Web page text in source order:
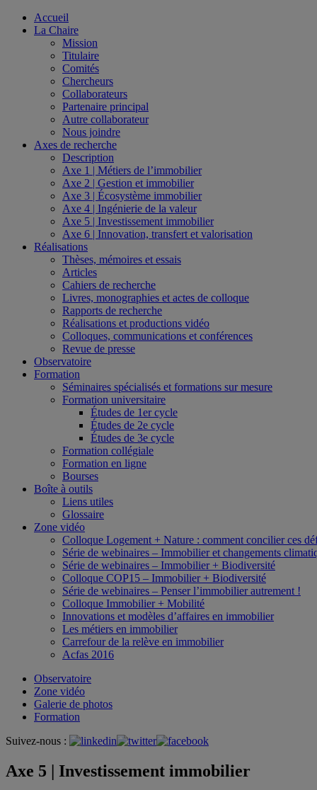
Accueil
La Chaire
Mission
Titulaire
Comités
Chercheurs
Collaborateurs
Partenaire principal
Autre collaborateur
Nous joindre
Axes de recherche
Description
Axe 1 | Métiers de l’immobilier
Axe 2 | Gestion et immobilier
Axe 3 | Écosystème immobilier
Axe 4 | Ingénierie de la valeur
Axe 5 | Investissement immobilier
Axe 6 | Innovation, transfert et valorisation
Réalisations
Thèses, mémoires et essais
Articles
Cahiers de recherche
Livres, monographies et actes de colloque
Rapports de recherche
Réalisations et productions vidéo
Colloques, communications et conférences
Revue de presse
Observatoire
Formation
Séminaires spécialisés et formations sur mesure
Formation universitaire
Études de 1er cycle
Études de 2e cycle
Études de 3e cycle
Formation collégiale
Formation en ligne
Bourses
Boîte à outils
Liens utiles
Glossaire
Zone vidéo
Colloque Logement + Nature : comment concilier ces
Série de webinaires – Immobilier et changements
Série de webinaires – Immobilier + Biodiversité
Colloque COP15 – Immobilier + Biodiversité
Série de webinaires – Penser l’immobilier autrement !
Colloque Immobilier + Mobilité
Innovations et modèles d’affaires en immobilier
Les métiers en immobilier
Carrefour de la relève en immobilier
Acfas 2016
Observatoire
Zone vidéo
Galerie de photos
Formation
Suivez-nous :
Axe 5 | Investissement immobilier